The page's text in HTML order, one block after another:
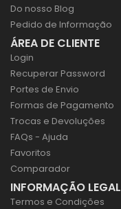
Do nosso Blog
Pedido de Informação
ÁREA DE CLIENTE
Login
Recuperar Password
Portes de Envio
Formas de Pagamento
Trocas e Devoluções
FAQs - Ajuda
Favoritos
Comparador
INFORMAÇÃO LEGAL
Termos e Condições